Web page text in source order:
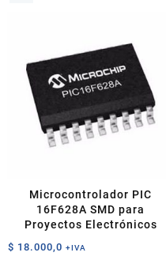
Microcontrolador PIC
16F628A SMD para
Proyectos Electrónicos
$ 18.000,0 +IVA